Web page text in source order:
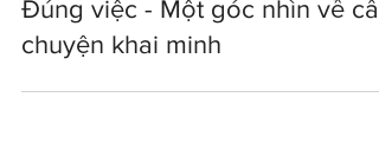
Đúng việc - Một góc nhìn về câu